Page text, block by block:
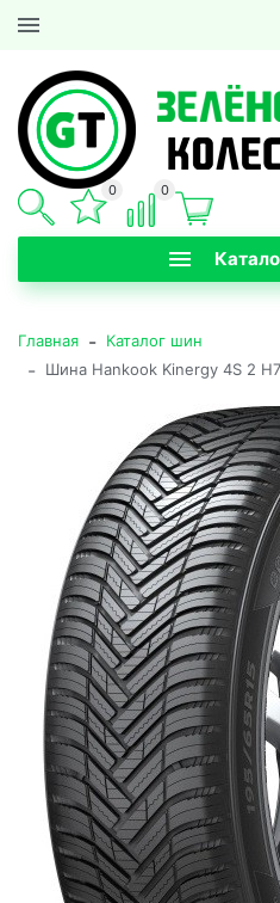
0 0
Главная - Каталог шин
- Шина Hankook Kinergy 4S 2